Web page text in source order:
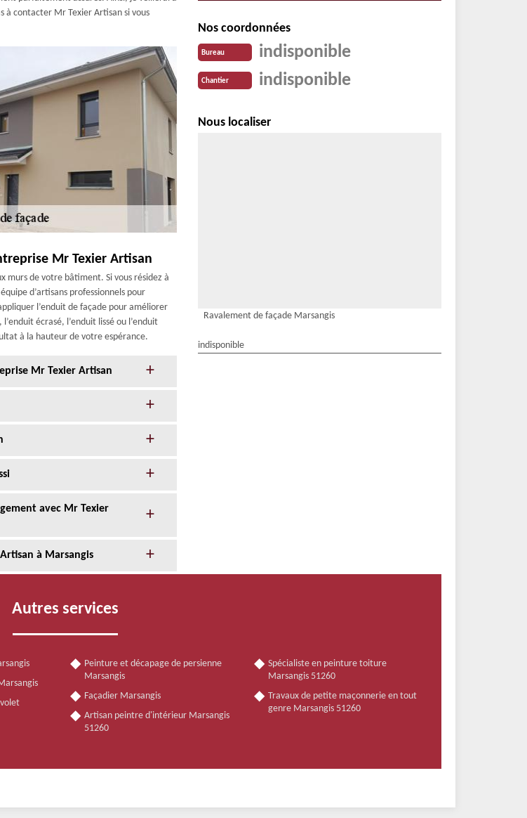
à contacter Mr Texier Artisan si vous
Mr Texier Artisan
murs de votre bâtiment. Si vous résidez à
d’artisans professionnels pour
l’enduit de façade pour améliorer
écrasé, l’enduit lissé ou l’enduit
à la hauteur de votre espérance.
Mr Texier Artisan
avec Mr Texier
à Marsangis
Nos coordonnées
Bureau indisponible
Chantier indisponible
Nous localiser
Ravalement de façade Marsangis
indisponible
Autres services
Peinture et décapage de persienne
Marsangis
Façadier Marsangis
Artisan peintre d'intérieur Marsangis
51260
Spécialiste en peinture toiture
Marsangis 51260
Travaux de petite maçonnerie en tout
genre Marsangis 51260